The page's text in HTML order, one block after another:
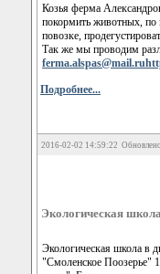
Козья ферма
покормить животных, по
повозке,
Так же мы проводим
ferma.alspas@mail.ru
Подробнее...
2016-02-02 14:59:22
Экологическая
Экологическая школа в
"Смоленское Поозерье"